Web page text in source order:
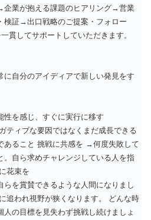
企業が抱える課題のヒアリング→営業
証→出口戦略のご提案・フォロー
貫してサポートしていただきます。
自分のアイディアで新しい発見をす
を感じ、すぐに実行に移す
ティブな要因ではなくまだ成長できる
あること 挑戦に共感を →何度失敗して
。自ら求めチャレンジしている人を指
花束を
を賞賛できるような人間になりまし
追われ視野が狭くなります。 どんな時
人の目標を見失わず挑戦し続けましょ